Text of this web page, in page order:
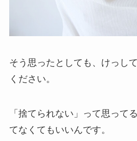
そう思ったとしても、けっし
ください。
「捨てられない」って思って
てなくてもいいんです。